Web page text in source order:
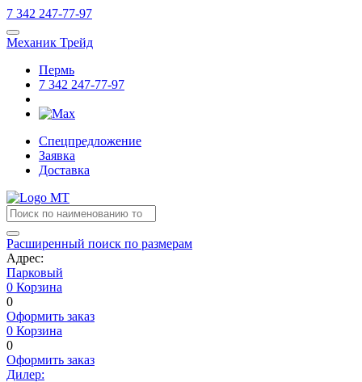
7 342 247-77-97
Механик Трейд
Пермь
7 342 247-77-97
Спецпредложение
Заявка
Доставка
Расширенный поиск по размерам
Адрес:
Парковый
0 Корзина
0
Оформить заказ
0 Корзина
0
Оформить заказ
Дилер: